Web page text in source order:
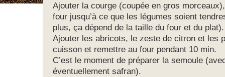
Ajouter la courge (coupée en gros
four jusqu’à ce que les légumes soient
plus, ça dépend de la taille du four et du plat).
Ajouter les abricots, le zeste de citron et les
cuisson et remettre au four pendant 10 min.
C’est le moment de préparer la semoule
éventuellement safran).